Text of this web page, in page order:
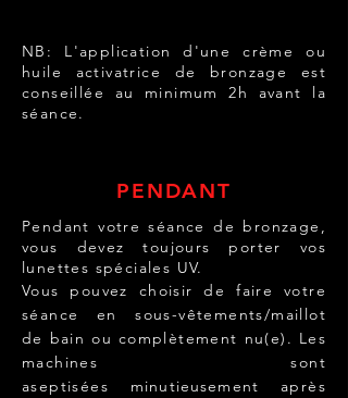
NB: L'application d'une crème ou
huile activatrice de bronzage est
conseillée au minimum 2h avant la
séance.
PENDANT
Pendant votre séance de bronzage,
vous devez toujours porter vos
lunettes spéciales UV.
Vous pouvez choisir de faire votre
séance en sous-vêtements/maillot
de bain ou complètement nu(e). Les
machines sont
aseptisées minutieusement après